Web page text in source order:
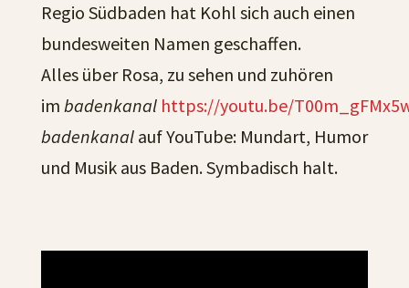
Regio Südbaden hat Kohl sich auch einen
bundesweiten Namen geschaffen.
Alles über Rosa, zu sehen und zuhören
im badenkanal https://youtu.be/
badenkanalauf YouTube: Mundart, Humor
und Musik aus Baden. Symbadisch halt.